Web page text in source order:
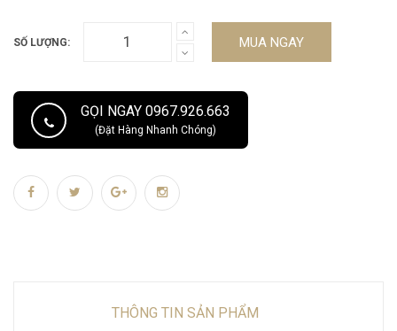
SỐ LƯỢNG: MUA NGAY
GỌI NGAY 0967.926.663
(Đặt Hàng Nhanh Chóng)
THÔNG TIN SẢN PHẨM